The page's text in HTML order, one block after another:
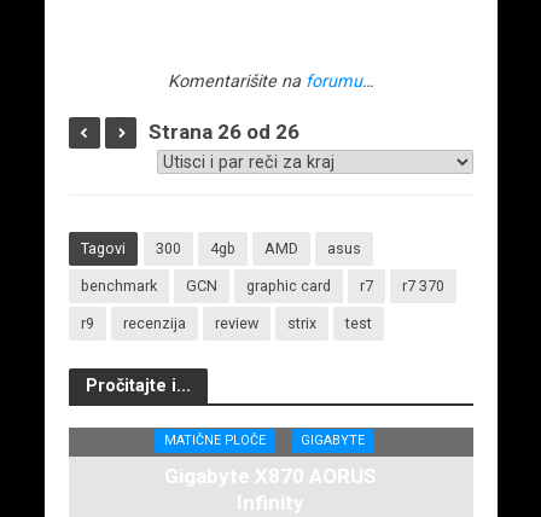
Komentarišite na forumu…
Strana 26 od 26
Tagovi 300 4gb AMD asus
benchmark GCN graphic card r7 r7 370
r9 recenzija review strix test
Pročitajte i...
MATIČNE PLOČE GIGABYTE
Gigabyte X870 AORUS
Infinity